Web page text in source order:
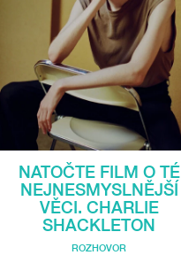
NATOČTE FILM O TÉ
NEJNESMYSLNĚJŠÍ
VĚCI. CHARLIE
SHACKLETON
ROZHOVOR